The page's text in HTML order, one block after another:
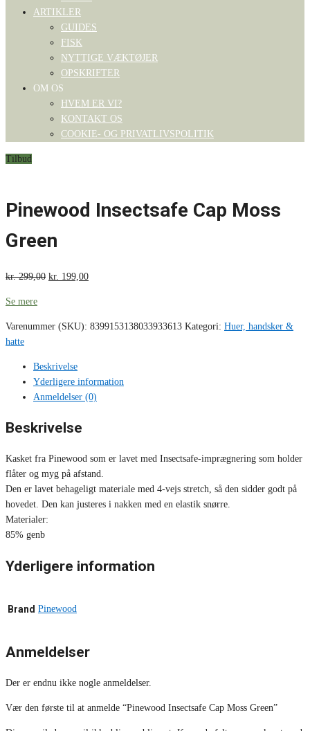
ARTIKLER
GUIDES
FISK
NYTTIGE VÆKTØJER
OPSKRIFTER
OM OS
HVEM ER VI?
KONTAKT OS
COOKIE- OG PRIVATLIVSPOLITIK
Tilbud
Pinewood Insectsafe Cap Moss
Green
kr.299,00 kr. 199,00
Se mere
Varenummer (SKU): 8399153138033933613 Kategori: Huer, handsker &
hatte
Beskrivelse
Yderligere information
Anmeldelser (0)
Beskrivelse
Kasket fra Pinewood som er lavet med Insectsafe-imprægnering som holder
flåter og myg på afstand.
Den er lavet behageligt materiale med 4-vejs stretch, så den sidder godt på
hovedet. Den kan justeres i nakken med en elastik snørre.
Materialer:
85% genb
Yderligere information
Brand Pinewood
Anmeldelser
Der er endnu ikke nogle anmeldelser.
Vær den første til at anmelde “Pinewood Insectsafe Cap Moss Green”